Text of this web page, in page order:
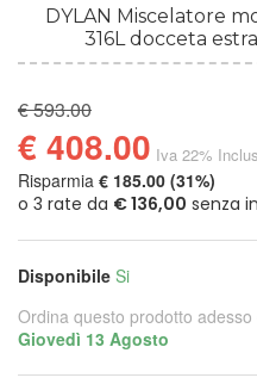
DYLAN Miscelatore
316L docceta
€ 593.00
€ 408.00 Iva 22%
Risparmia € 185.00 (31%)
Disponibile Si
Ordina questo prodotto
Giovedì 13 Agosto